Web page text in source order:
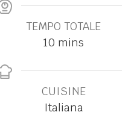
TEMPO TOTALE
10 mins
CUISINE
Italiana